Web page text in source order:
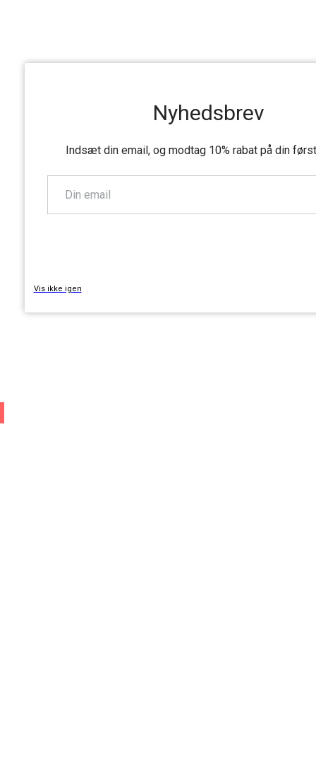
Nyhedsbrev
Indsæt din email, og modtag 10% rabat på din
Vis ikke igen